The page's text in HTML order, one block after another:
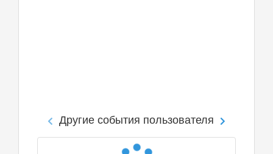
Другие события пользователя